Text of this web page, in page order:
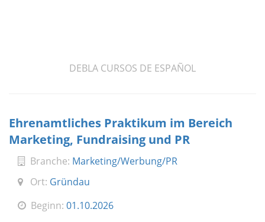
DEBLA CURSOS DE ESPAÑOL
Ehrenamtliches Praktikum im Bereich
Marketing, Fundraising und PR
Branche: Marketing/Werbung/PR
Ort: Gründau
Beginn: 01.10.2026